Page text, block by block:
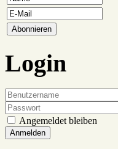
Login
Angemeldet bleiben
Anmelden